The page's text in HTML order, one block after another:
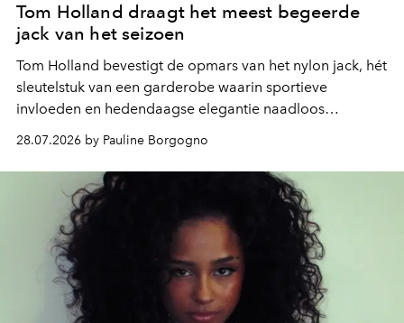
Tom Holland draagt het meest begeerde
jack van het seizoen
Tom Holland bevestigt de opmars van het nylon jack, hét
sleutelstuk van een garderobe waarin sportieve
invloeden en hedendaagse elegantie naadloos
samenkomen.
28.07.2026 by Pauline Borgogno